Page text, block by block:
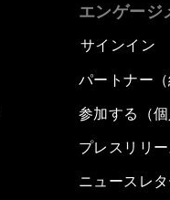
エンゲージ
サインイン
パートナー
参加する（個
プレスリリ
ニュースレ